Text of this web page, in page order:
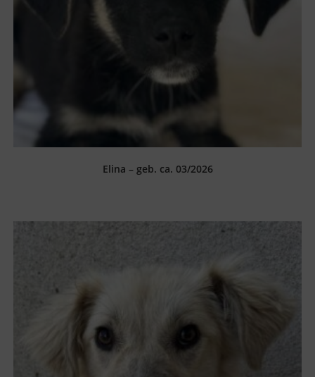
Elina – geb. ca. 03/2026